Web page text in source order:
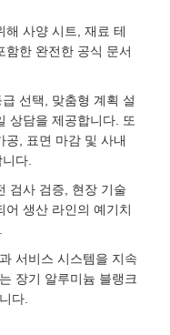
해 사양 시트, 재료 테
함한 완전한 공식 문서
선택, 맞춤형 계획 설
상담을 제공합니다. 또
공, 표면 마감 및 사내
다.
검사 검증, 현장 기술
어 생산 라인의 예기치
서비스 시스템을 지속
장기 알루미늄 블랭크
다.